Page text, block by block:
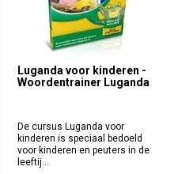
Luganda voor kinderen -
Woordentrainer Luganda
De cursus Luganda voor
kinderen is speciaal bedoeld
voor kinderen en peuters in de
leeftij...